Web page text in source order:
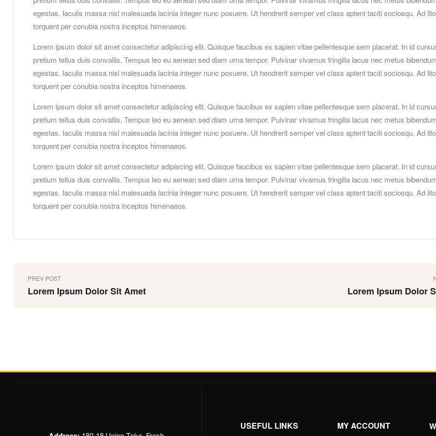
egestas. Iaculis massa nisl malesuada lacinia integer nunc posuere. Ut hendrerit semper vel class aptent taciti sociosqu. Ad
torquent per conubia nostra inceptos himenaeos.
Lorem ipsum dolor sit amet consectetur adipiscing elit. Quisque faucibus ex sapien vitae pellentesque sem placerat. In id
pretium tellus duis convallis. Tempus leo eu aenean sed diam urna tempor. Pulvinar vivamus fringilla lacus nec metus
egestas. Iaculis massa nisl malesuada lacinia integer nunc posuere. Ut hendrerit semper vel class aptent taciti sociosqu. Ad
torquent per conubia nostra inceptos himenaeos.
Lorem ipsum dolor sit amet consectetur adipiscing elit. Quisque faucibus ex sapien vitae pellentesque sem placerat. In id
pretium tellus duis convallis. Tempus leo eu aenean sed diam urna tempor. Pulvinar vivamus fringilla lacus nec metus
egestas. Iaculis massa nisl malesuada lacinia integer nunc posuere. Ut hendrerit semper vel class aptent taciti sociosqu. Ad
torquent per conubia nostra inceptos himenaeos.
Lorem ipsum dolor sit amet consectetur adipiscing elit. Quisque faucibus ex sapien vitae pellentesque sem placerat. In id
pretium tellus duis convallis. Tempus leo eu aenean sed diam urna tempor. Pulvinar vivamus fringilla lacus nec metus
egestas. Iaculis massa nisl malesuada lacinia integer nunc posuere. Ut hendrerit semper vel class aptent taciti sociosqu. Ad
torquent per conubia nostra inceptos himenaeos.
PREV POST
Lorem Ipsum Dolor Sit Amet Lorem Ipsum Dolor
USEFUL LINKS MY ACCOUNT